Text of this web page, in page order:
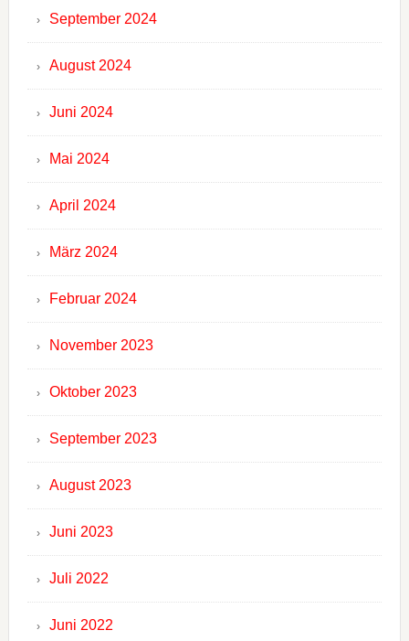
September 2024
August 2024
Juni 2024
Mai 2024
April 2024
März 2024
Februar 2024
November 2023
Oktober 2023
September 2023
August 2023
Juni 2023
Juli 2022
Juni 2022